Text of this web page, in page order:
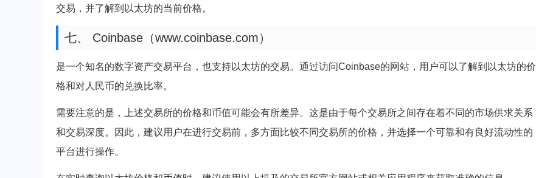
交易，并了解到以太坊的当前价格。
七、 Coinbase（www.coinbase.com）
是一个知名的数字资产交易平台，也支持以太坊的交易。通过访问Coinbase的网站，用户可以了解到以太坊的价
格和对人民币的兑换比率。
需要注意的是，上述交易所的价格和币值可能会有所差异。这是由于每个交易所之间存在着不同的市场供求关系
和交易深度。因此，建议用户在进行交易前，多方面比较不同交易所的价格，并选择一个可靠和有良好流动性的
平台进行操作。